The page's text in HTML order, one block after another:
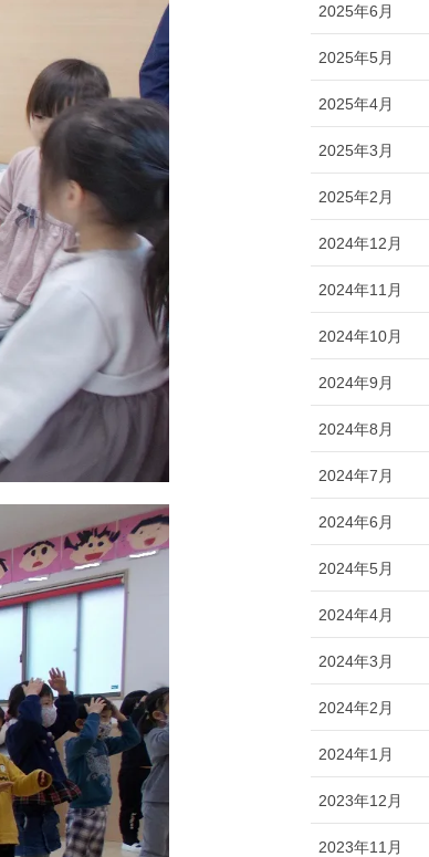
2025年6月
2025年5月
2025年4月
2025年3月
2025年2月
2024年12月
2024年11月
2024年10月
2024年9月
2024年8月
2024年7月
2024年6月
2024年5月
2024年4月
2024年3月
2024年2月
2024年1月
2023年12月
2023年11月